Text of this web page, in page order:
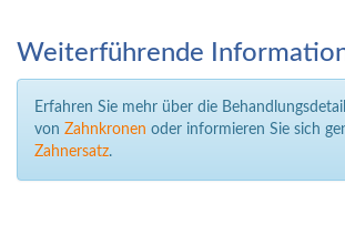
Weiterführende
Erfahren Sie mehr über die
von Zahnkronen oder informieren Sie sich
Zahnersatz.